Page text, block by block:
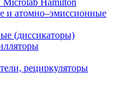
Hamilton
и атомно–эмиссионные
(диссикаторы)
рециркуляторы